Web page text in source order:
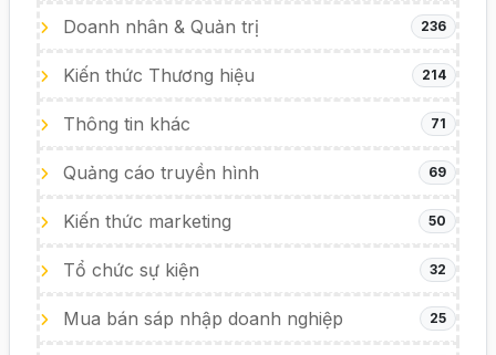
Doanh nhân & Quản trị 236
Kiến thức Thương hiệu 214
Thông tin khác 71
Quảng cáo truyền hình 69
Kiến thức marketing 50
Tổ chức sự kiện 32
Mua bán sáp nhập doanh nghiệp 25